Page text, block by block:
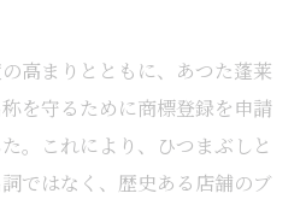
高まりとともに、あつた蓬莱
を守るために商標登録を申請
。これにより、ひつまぶしと
ではなく、歴史ある店舗のブ